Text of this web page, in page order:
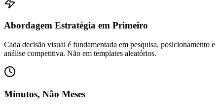
Abordagem Estratégia em Primeiro
Cada decisão visual é fundamentada em pesquisa, posicionamento e
análise competitiva. Não em templates aleatórios.
Minutos, Não Meses